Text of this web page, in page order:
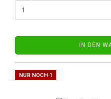
IN DEN
NUR NOCH 1